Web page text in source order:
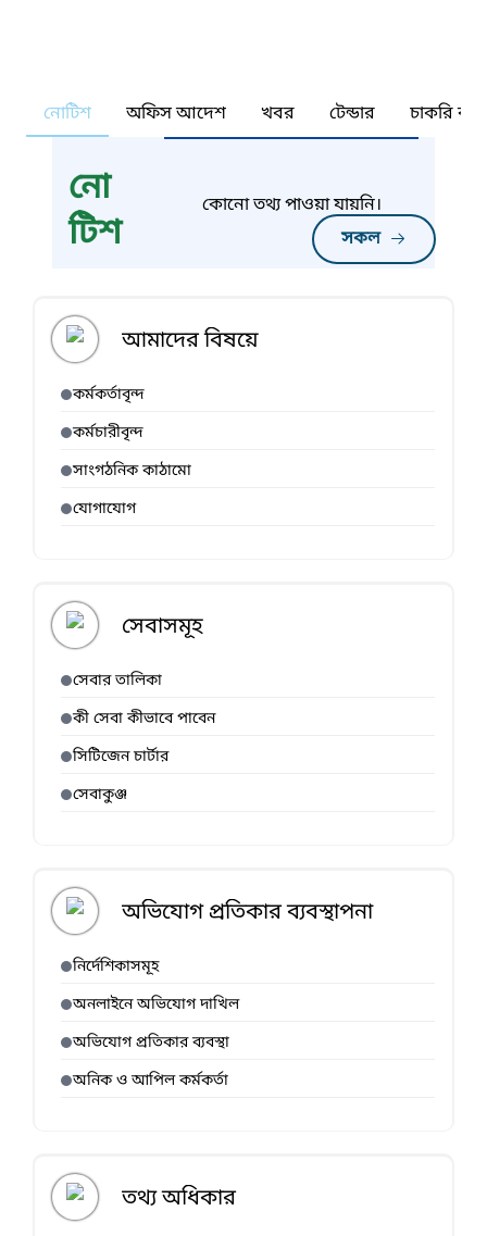
নোটিশ অফিস আদেশ খবর টেন্ডার চাকরি
নো
টিশ
সকল
কোনো তথ্য পাওয়া যায়নি।
আমাদের বিষয়ে
কর্মকর্তাবৃন্দ
কর্মচারীবৃন্দ
সাংগঠনিক কাঠামো
যোগাযোগ
সেবাসমূহ
সেবার তালিকা
কী সেবা কীভাবে পাবেন
সিটিজেন চার্টার
সেবাকুঞ্জ
অভিযোগ প্রতিকার ব্যবস্থাপনা
নির্দেশিকাসমূহ
অনলাইনে অভিযোগ দাখিল
অভিযোগ প্রতিকার ব্যবস্থা
অনিক ও আপিল কর্মকর্তা
তথ্য অধিকার